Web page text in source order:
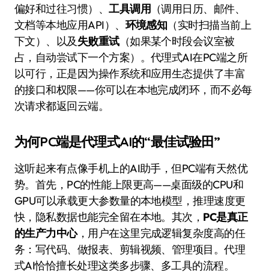
偏好和过往习惯）、工具调用（调用日历、邮件、
文档等本地应用API）、 环境感知 （实时扫描当前上
下文）、以及失败重试（如果某个时段会议室被
占，自动尝试下一个方案）。代理式AI在PC端之所
以可行，正是因为操作系统和应用生态提供了丰富
的接口和权限——你可以在本地完成闭环，而不必每
次请求都返回云端。
为何PC端是代理式AI的“最佳试验田”
这听起来有点像手机上的AI助手，但PC端有天然优
势。首先，PC的性能上限更高——桌面级的CPU和
GPU可以承载更大参数量的本地模型，推理速度更
快，隐私数据也能完全留在本地。其次， PC是真正
的生产力中心，用户在这里完成逻辑复杂度高的任
务：写代码、做报表、剪辑视频、管理项目。代理
式AI恰恰擅长处理这类多步骤、多工具的流程。